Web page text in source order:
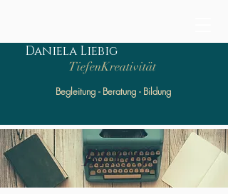
Daniela Liebig
TiefenKreativität
Begleitung - Beratung - Bildung
BLOG